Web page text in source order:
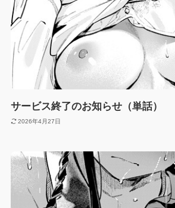
サービス終了のお知らせ（単話）
2026年4月27日